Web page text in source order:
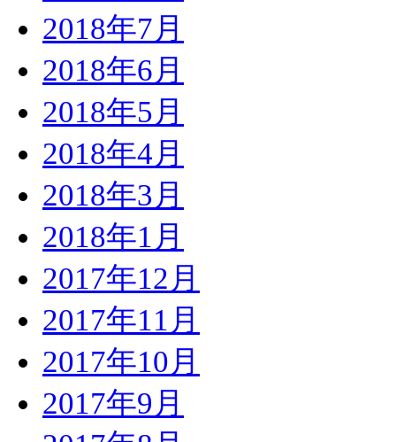
2018年7月
2018年6月
2018年5月
2018年4月
2018年3月
2018年1月
2017年12月
2017年11月
2017年10月
2017年9月